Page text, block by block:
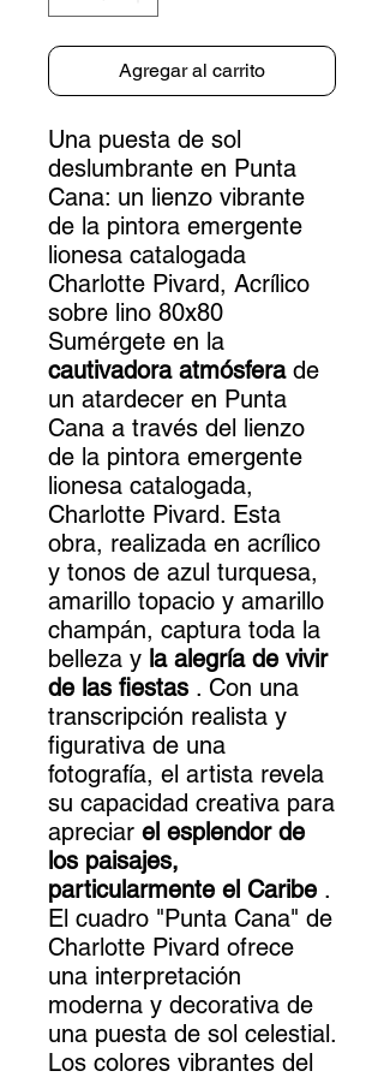
Agregar al carrito
Una puesta de sol
deslumbrante en Punta
Cana: un lienzo vibrante
de la pintora emergente
lionesa catalogada
Charlotte Pivard, Acrílico
sobre lino 80x80
Sumérgete en la
cautivadora atmósferade
un atardecer en Punta
Cana a través del lienzo
de la pintora emergente
lionesa catalogada,
Charlotte Pivard. Esta
obra, realizada en acrílico
y tonos de azul turquesa,
amarillo topacio y amarillo
champán, captura toda la
belleza y la alegría de vivir
de las fiestas . Con una
transcripción realista y
figurativa de una
fotografía, el artista revela
su capacidad creativa para
apreciar el esplendor de
los paisajes,
particularmente el Caribe .
El cuadro "Punta Cana" de
Charlotte Pivard ofrece
una interpretación
moderna y decorativa de
una puesta de sol celestial.
Los colores vibrantes del